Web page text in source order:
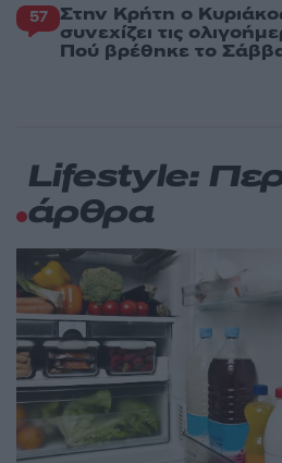
57 Στην Κρήτη ο
συνεχίζει τις
Πού βρέθηκε το
Lifestyle:
άρθρα